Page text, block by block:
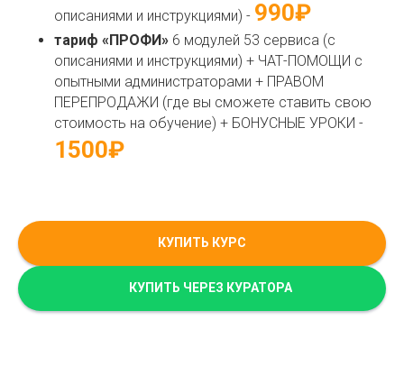
описаниями и инструкциями) - 990₽
тариф «ПРОФИ» 6 модулей 53 сервиса (с
описаниями и инструкциями) + ЧАТ-ПОМОЩИ с
опытными администраторами + ПРАВОМ
ПЕРЕПРОДАЖИ (где вы сможете ставить свою
стоимость на обучение) + БОНУСНЫЕ УРОКИ -
1500₽
КУПИТЬ КУРС
КУПИТЬ ЧЕРЕЗ КУРАТОРА